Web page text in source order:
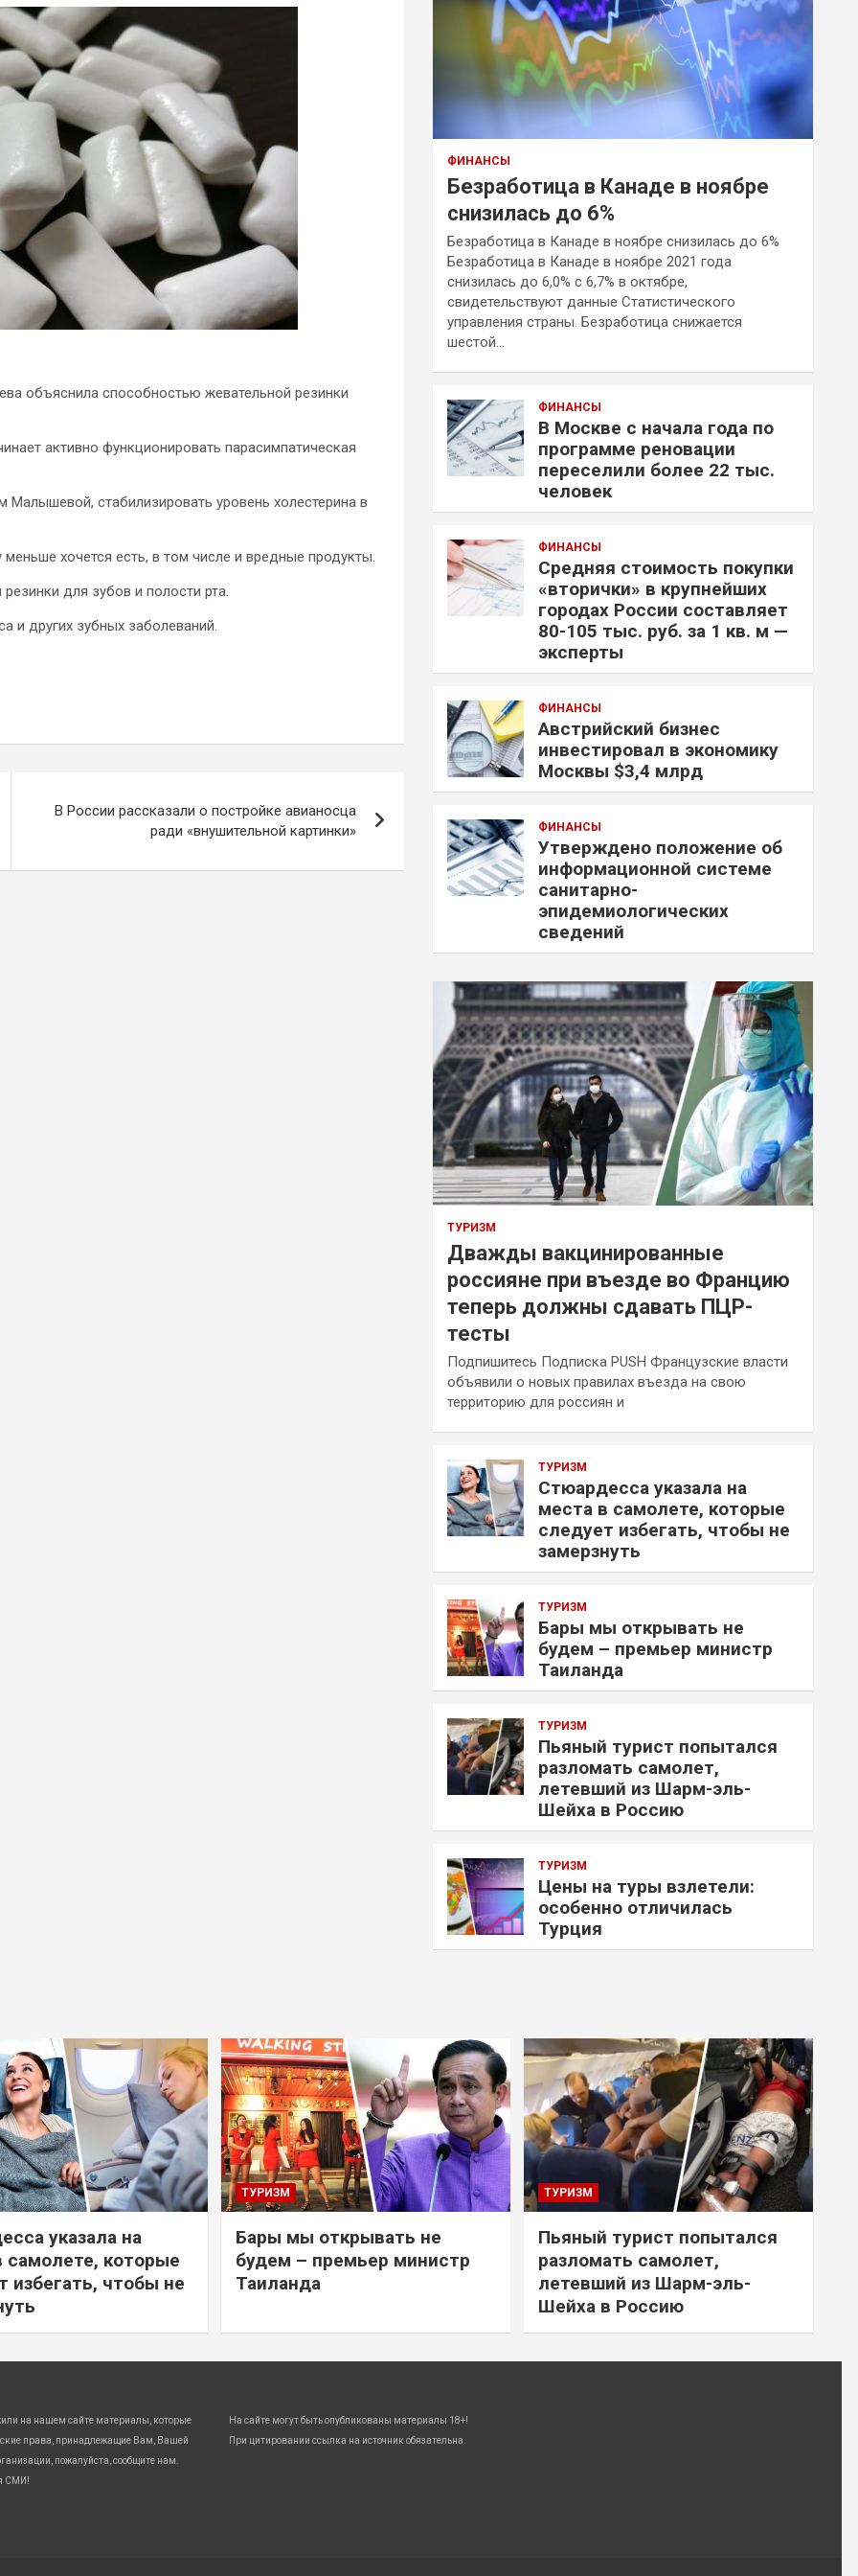
объяснила способностью жевательной резинки
активно функционировать парасимпатическая
Малышевой, стабилизировать уровень холестерина в
хочется есть, в том числе и вредные продукты.
для зубов и полости рта.
и других зубных заболеваний.
В России рассказали о постройке авианосца
ради «внушительной картинки»
ФИНАНСЫ
Безработица в Канаде в ноябре
снизилась до 6%
Безработица в Канаде в ноябре снизилась до 6%
Безработица в Канаде в ноябре 2021 года
снизилась до 6,0% с 6,7% в октябре,
свидетельствуют данные Статистического
управления страны. Безработица снижается
шестой…
ФИНАНСЫ
В Москве с начала года по
программе реновации
переселили более 22 тыс.
человек
ФИНАНСЫ
Средняя стоимость покупки
«вторички» в крупнейших
городах России составляет
80-105 тыс. руб. за 1 кв. м —
эксперты
ФИНАНСЫ
Австрийский бизнес
инвестировал в экономику
Москвы $3,4 млрд
ФИНАНСЫ
Утверждено положение об
информационной системе
санитарно-
эпидемиологических
сведений
ТУРИЗМ
Дважды вакцинированные
россияне при въезде во Францию
теперь должны сдавать ПЦР-
тесты
Подпишитесь Подписка PUSH Французские власти
объявили о новых правилах въезда на свою
территорию для россиян и
ТУРИЗМ
Стюардесса указала на
места в самолете, которые
следует избегать, чтобы не
замерзнуть
ТУРИЗМ
Бары мы открывать не
будем – премьер министр
Таиланда
ТУРИЗМ
Пьяный турист попытался
разломать самолет,
летевший из Шарм-эль-
Шейха в Россию
ТУРИЗМ
Цены на туры взлетели:
особенно отличилась
Турция
указала на
самолете, которые
избегать, чтобы не
ТУРИЗМ
Бары мы открывать не
будем – премьер министр
Таиланда
ТУРИЗМ
Пьяный турист попытался
разломать самолет,
летевший из Шарм-эль-
Шейха в Россию
на нашем сайте материалы, которые
права, принадлежащие Вам, Вашей
пожалуйста, сообщите нам.
СМИ!
На сайте могут быть опубликованы материалы 18+!
При цитировании ссылка на источник обязательна.